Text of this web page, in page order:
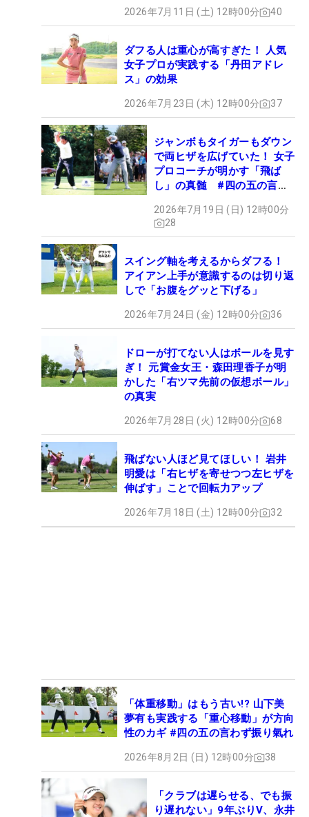
2026年7月11日 (土) 12時00分 40
ダフる人は重心が高すぎた！ 人気
女子プロが実践する「丹田アドレ
ス」の効果
2026年7月23日 (木) 12時00分 37
ジャンボもタイガーもダウン
で両ヒザを広げていた！ 女子
プロコーチが明かす「飛ば
し」の真髄 #四の五の言わ
2026年7月19日 (日) 12時00分
28
スイング軸を考えるからダフる！
アイアン上手が意識するのは切り返
しで「お腹をグッと下げる」
2026年7月24日 (金) 12時00分 36
ドローが打てない人はボールを見す
ぎ！ 元賞金女王・森田理香子が明
かした「右ツマ先前の仮想ボール」
の真実
2026年7月28日 (火) 12時00分 68
飛ばない人ほど見てほしい！ 岩井
明愛は「右ヒザを寄せつつ左ヒザを
伸ばす」ことで回転力アップ
2026年7月18日 (土) 12時00分 32
「体重移動」はもう古い!? 山下美
夢有も実践する「重心移動」が方向
性のカギ #四の五の言わず振り氣れ
2026年8月2日 (日) 12時00分 38
「クラブは遅らせる、でも振
り遅れない」9年ぶりV、永井